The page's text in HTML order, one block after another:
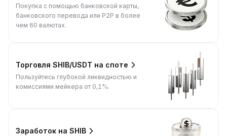
Покупка с помощью банковской карты,
банковского перевода или P2P в более
чем 60 валютах.
Торговля SHIB/USDT на споте
Пользуйтесь глубокой ликвидностью и
комиссиями мейкера от 0,1%.
Заработок на SHIB